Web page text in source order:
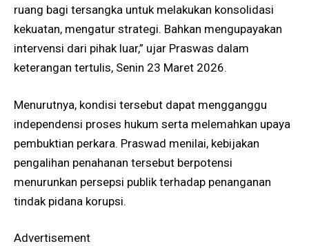
ruang bagi tersangka untuk melakukan konsolidasi
kekuatan, mengatur strategi. Bahkan mengupayakan
intervensi dari pihak luar,” ujar Praswas dalam
keterangan tertulis, Senin 23 Maret 2026.
Menurutnya, kondisi tersebut dapat mengganggu
independensi proses hukum serta melemahkan upaya
pembuktian perkara. Praswad menilai, kebijakan
pengalihan penahanan tersebut berpotensi
menurunkan persepsi publik terhadap penanganan
tindak pidana korupsi.
Advertisement